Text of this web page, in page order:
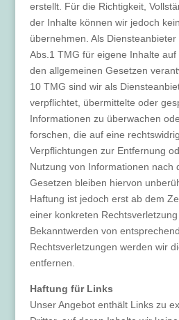
erstellt. Für die Richtigkeit,
der Inhalte können wir jedoch
übernehmen. Als
Abs.1 TMG für eigene Inhalte
den allgemeinen Gesetzen
10 TMG sind wir als
verpflichtet, übermittelte oder
Informationen zu überwachen
forschen, die auf eine
Verpflichtungen zur Entfernung
Nutzung von Informationen nach
Gesetzen bleiben hiervon
Haftung ist jedoch erst ab dem
einer konkreten
Bekanntwerden von
Rechtsverletzungen werden wir
entfernen.
Haftung für Links
Unser Angebot enthält Links zu